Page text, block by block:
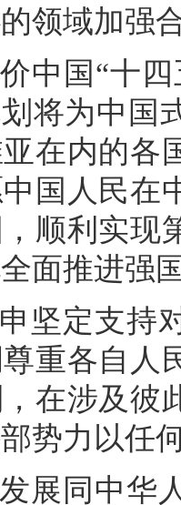
领域加强
中国“十
将为中国
在内的各
国人民在
顺利实现
面推进强
坚定支持
重各自人
在涉及彼
势力以任
展同中华